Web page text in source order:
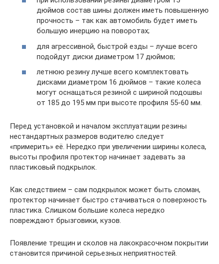
дюймов состав шины должен иметь повышенную
прочность – так как автомобиль будет иметь
большую инерцию на поворотах;
для агрессивной, быстрой езды – лучше всего
подойдут диски диаметром 17 дюймов;
летнюю резину лучше всего комплектовать
дисками диаметром 16 дюймов – такие колеса
могут оснащаться резиной с шириной подошвы
от 185 до 195 мм при высоте профиля 55-60 мм.
Перед установкой и началом эксплуатации резины
нестандартных размеров водителю следует
«примерить» её. Нередко при увеличении ширины колеса,
высоты профиля протектор начинает задевать за
пластиковый подкрылок.
Как следствием – сам подкрылок может быть сломан,
протектор начинает быстро стачиваться о поверхность
пластика. Слишком большие колеса нередко
повреждают брызговики, кузов.
Появление трещин и сколов на лакокрасочном покрытии
становится причиной серьезных неприятностей.